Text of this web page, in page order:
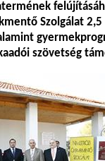
Szolgálat
szövetség